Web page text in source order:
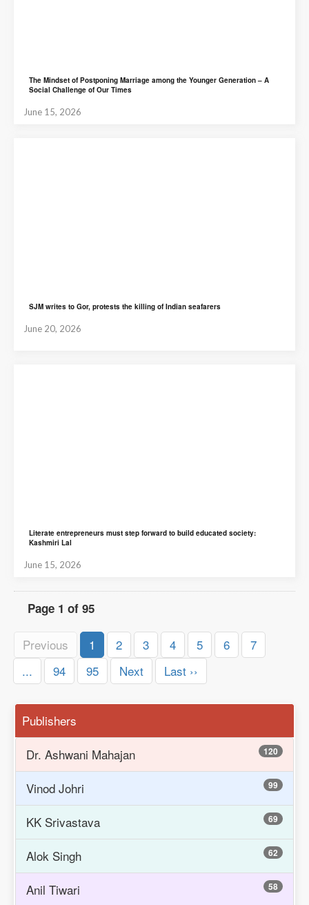
The Mindset of Postponing Marriage among the Younger Generation – A
Social Challenge of Our Times
June 15, 2026
SJM writes to Gor, protests the killing of Indian seafarers
June 20, 2026
Literate entrepreneurs must step forward to build educated society:
Kashmiri Lal
June 15, 2026
Page 1 of 95
Previous 1 2 3 4 5 6
7
...
94 95 Next Last ››
Publishers
Dr. Ashwani Mahajan
120
Vinod Johri 99
KK Srivastava 69
Alok Singh 62
Anil Tiwari 58